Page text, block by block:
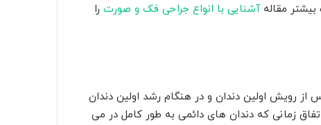
بیشتر مقالهآشنایی با انواع جراحی فک و صورت را
رویش اولین دندان و در هنگام رشد اولین دندان
زمانی که دندان های دائمی به طور کامل در می